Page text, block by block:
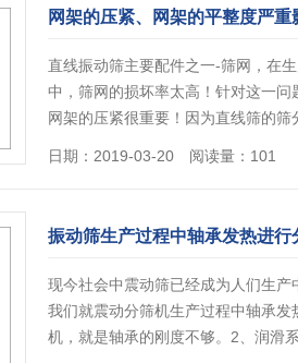
网架的压紧、网架的平整度严
直线振动筛主要配件之一-筛网，在
中，筛网的损坏率太高！针对这一问
网架的压紧很重要！因为直线筛的
日期：2019-03-20 阅读量：101
振动筛生产过程中轴承发热进行
现今社会中震动筛已经成为人们生
我们就震动分筛机生产过程中轴承
机，就是轴承的刚度不够。2、润滑